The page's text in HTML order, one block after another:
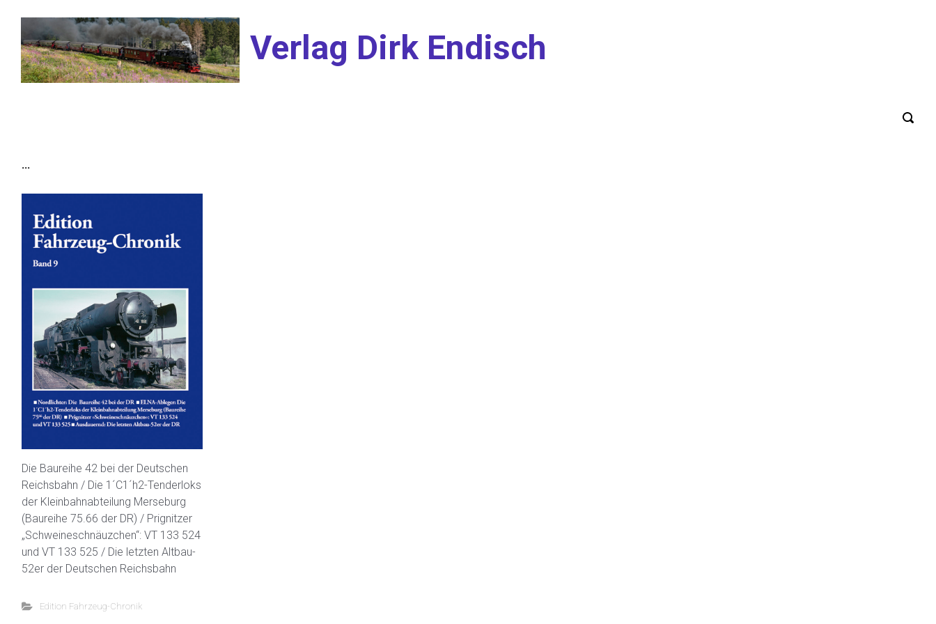
Zum Hauptinhalt springen
Verlag Dirk Endisch
...
Die Baureihe 42 bei der Deutschen
Reichsbahn / Die 1´C1´h2-Tenderloks
der Kleinbahnabteilung Merseburg
(Baureihe 75.66 der DR) / Prignitzer
„Schweineschnäuzchen“: VT 133 524
und VT 133 525 / Die letzten Altbau-
52er der Deutschen Reichsbahn
Edition Fahrzeug-Chronik